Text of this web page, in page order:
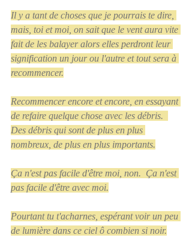
Il y a tant de choses que je pourrais te dire,
mais, toi et moi, on sait que le vent aura vite
fait de les balayer alors elles perdront leur
signification un jour ou l'autre et tout sera à
recommencer.
Recommencer encore et encore, en essayant
de refaire quelque chose avec les débris.
Des débris qui sont de plus en plus
nombreux, de plus en plus importants.
Ça n'est pas facile d'être moi, non.  Ça n'est
pas facile d'être avec moi.
Pourtant tu t'acharnes, espérant voir un peu
de lumière dans ce ciel ô combien si noir.